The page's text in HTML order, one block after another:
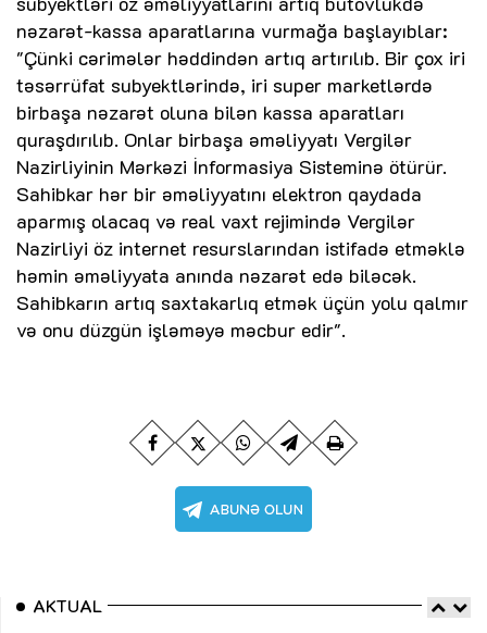
nəzarət-kassa aparatlarına vurmağa başlayıblar:
"Çünki cərimələr həddindən artıq artırılıb. Bir çox iri
təsərrüfat subyektlərində, iri super marketlərdə
birbaşa nəzarət oluna bilən kassa aparatları
quraşdırılıb. Onlar birbaşa əməliyyatı Vergilər
Nazirliyinin Mərkəzi İnformasiya Sisteminə ötürür.
Sahibkar hər bir əməliyyatını elektron qaydada
aparmış olacaq və real vaxt rejimində Vergilər
Nazirliyi öz internet resurslarından istifadə etməklə
həmin əməliyyata anında nəzarət edə biləcək.
Sahibkarın artıq saxtakarlıq etmək üçün yolu qalmır
və onu düzgün işləməyə məcbur edir".
AKTUAL